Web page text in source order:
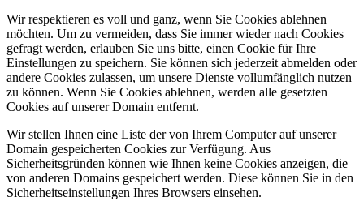
Wir respektieren es voll und ganz, wenn Sie Cookies ablehnen
möchten. Um zu vermeiden, dass Sie immer wieder nach Cookies
gefragt werden, erlauben Sie uns bitte, einen Cookie für Ihre
Einstellungen zu speichern. Sie können sich jederzeit abmelden oder
andere Cookies zulassen, um unsere Dienste vollumfänglich nutzen
zu können. Wenn Sie Cookies ablehnen, werden alle gesetzten
Cookies auf unserer Domain entfernt.
Wir stellen Ihnen eine Liste der von Ihrem Computer auf unserer
Domain gespeicherten Cookies zur Verfügung. Aus
Sicherheitsgründen können wie Ihnen keine Cookies anzeigen, die
von anderen Domains gespeichert werden. Diese können Sie in den
Sicherheitseinstellungen Ihres Browsers einsehen.